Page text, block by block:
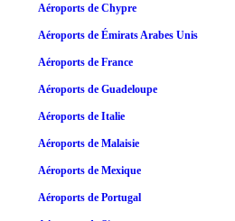
Aéroports de Chypre
Aéroports de Émirats Arabes Unis
Aéroports de France
Aéroports de Guadeloupe
Aéroports de Italie
Aéroports de Malaisie
Aéroports de Mexique
Aéroports de Portugal